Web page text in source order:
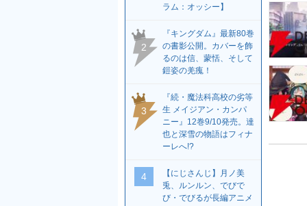
ラム：オッシー】
2
『キングダム』最新80巻
の書影公開。カバーを飾
るのは信、蒙恬、そして
鎧姿の羌瘣！
3
『続・魔法科高校の劣等
生 メイジアン・カンパ
ニー』12巻9/10発売。達
也と深雪の物語はフィナ
ーレへ!?
4
【にじさんじ】月ノ美
兎、ルンルン、でびで
び・でびるが長編アニメ